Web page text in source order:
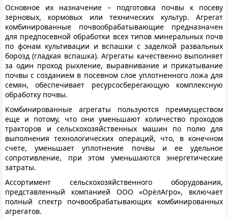
Основное их назначение – подготовка почвы к посеву
зерновых, кормовых или технических культур. Агрегат
комбинированные почвообрабатывающие предназначен
для предпосевной обработки всех типов минеральных почв
по фонам культивации и вспашки с заделкой развальных
борозд (гладкая вспашка). Агрегаты качественно выполняет
за один проход рыхление, выравнивание и прикатывание
почвы с созданием в посевном слое уплотненного ложа для
семян, обеспечивает ресурсосберегающую комплексную
обработку почвы.
Комбинированные агрегаты пользуются преимуществом
еще и потому, что они уменьшают количество проходов
тракторов и сельскохозяйственных машин по полю для
выполнения технологических операций, что, в конечном
счете, уменьшает уплотнение почвы и ее удельное
сопротивление, при этом уменьшаются энергетические
затраты.
Ассортимент сельскохозяйственного оборудования,
представленный компанией ООО «ОрёлАгро», включает
полный спектр почвообрабатывающих комбинированных
агрегатов.